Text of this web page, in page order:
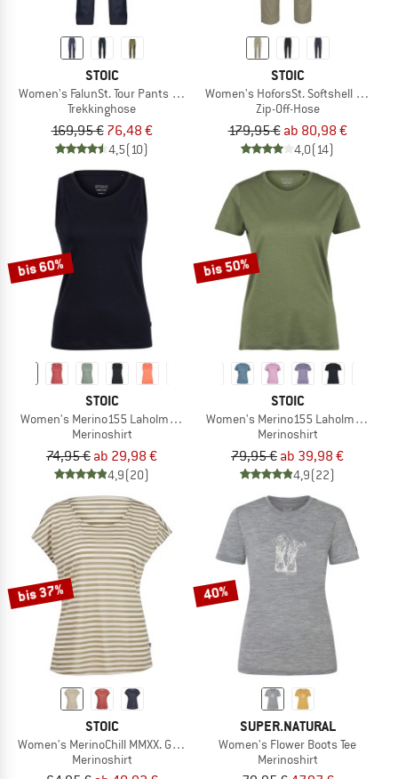
STOIC
Women's FalunSt. Tour Pants Light
Trekkinghose
169,95 € 76,48 €
4,5(10)
STOIC
Women's HoforsSt. Softshell Zip-Off
Zip-Off-Hose
179,95 € ab 80,98 €
4,0(14)
bis 60%
STOIC
Women's Merino155 LaholmSt. Tank
Merinoshirt
74,95 € ab 29,98 €
4,9(20)
bis 50%
STOIC
Women's Merino155 LaholmSt. T-
Merinoshirt
79,95 € ab 39,98 €
4,9(22)
bis 37%
STOIC
Women's MerinoChill MMXX. Göteborg Loose Tee St
Merinoshirt
40%
SUPER.NATURAL
Women's Flower Boots Tee
Merinoshirt